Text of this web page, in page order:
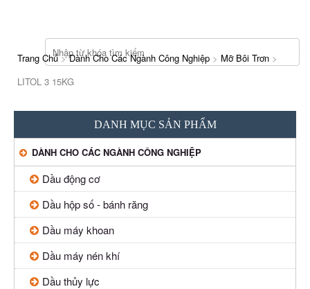
Trang Chủ >Dành Cho Các Ngành Công Nghiệp > Mỡ Bôi Trơn >
LITOL 3 15KG
DANH MỤC SẢN PHẨM
DÀNH CHO CÁC NGÀNH CÔNG NGHIỆP
Dầu động cơ
Dầu hộp số - bánh răng
Dầu máy khoan
Dầu máy nén khí
Dầu thủy lực